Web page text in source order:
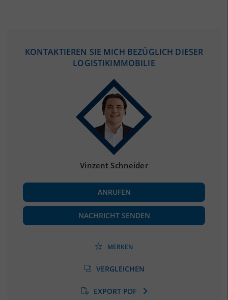
(STAND: 12/2019)
(Landkreis / Kreisfreie Stadt)
BESCHÄFTIGUNG
Beschäftigte
(Landkreis / Kreisfreie Stadt)
242.738
(Landkreis / Kreisfreie Stadt)
(Stand: 01/2020)
KONTAKTIEREN SIE MICH BEZÜGLICH DIESER
LOGISTIKIMMOBILIE
Vinzent Schneider
ANRUFEN
NACHRICHT SENDEN
MERKEN
VERGLEICHEN
EXPORT PDF